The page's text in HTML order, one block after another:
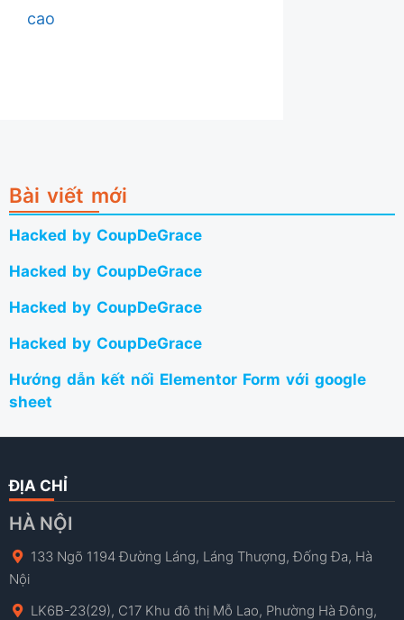
cao
Bài viết mới
Hacked by CoupDeGrace
Hacked by CoupDeGrace
Hacked by CoupDeGrace
Hacked by CoupDeGrace
Hướng dẫn kết nối Elementor Form với google
sheet
ĐỊA CHỈ
HÀ NỘI
133 Ngõ 1194 Đường Láng, Láng Thượng, Đống Đa, Hà
Nội
LK6B-23(29), C17 Khu đô thị Mỗ Lao, Phường Hà Đông,